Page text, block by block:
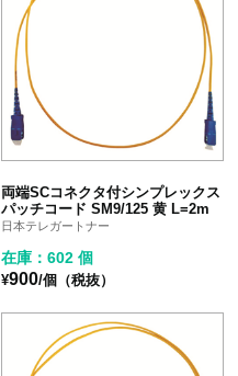
両端SCコネクタ付シンプレックス
パッチコード SM9/125 黄 L=2m
日本テレガートナー
在庫：602 個
¥900/個（税抜）